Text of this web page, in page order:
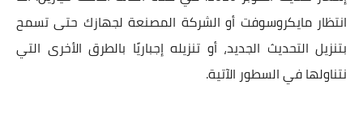
انتظار مايكروسوفت أو الشركة المصنعة لجهازك حتى تسمح
بتنزيل التحديث الجديد، أو تنزيله إجباريًا بالطرق الأخرى التي
نتناولها في السطور الآتية.